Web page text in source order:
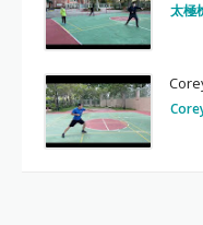
太極